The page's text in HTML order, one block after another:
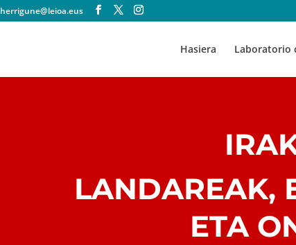
herrigune@leioa.eus
Hasiera Laboratorio
LANDAREAK,
ETA